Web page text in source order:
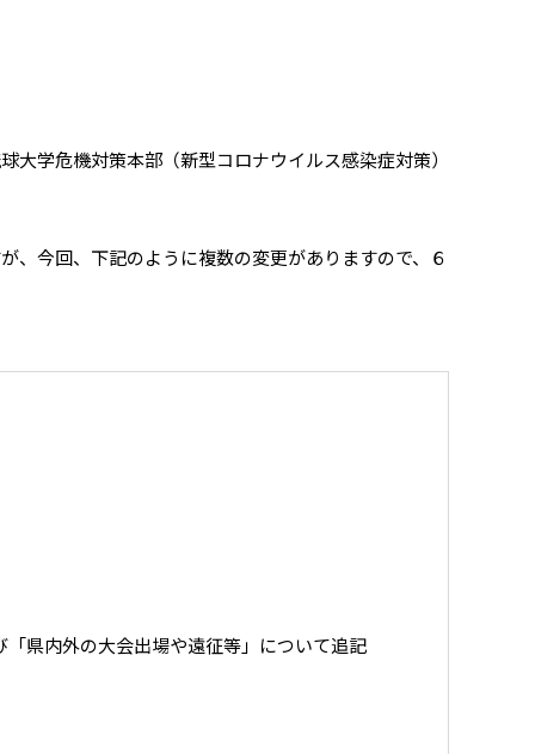
大学危機対策本部（新型コロナウイルス感染症対策）
今回、下記のように複数の変更がありますので、６
県内外の大会出場や遠征等」について追記